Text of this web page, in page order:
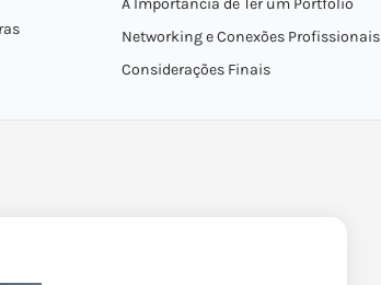
A Importância de Ter um Portfólio
Networking e Conexões Profissionais
Considerações Finais